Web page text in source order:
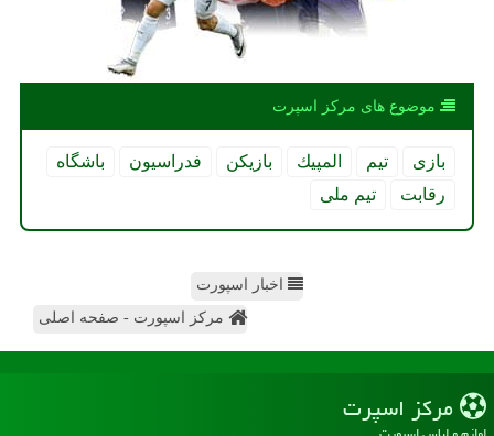
موضوع های مركز اسپرت
بازی تیم المپیك بازیكن فدراسیون
باشگاه
رقابت
تیم ملی
اخبار اسپورت
مرکز اسپورت - صفحه اصلی
مركز اسپرت